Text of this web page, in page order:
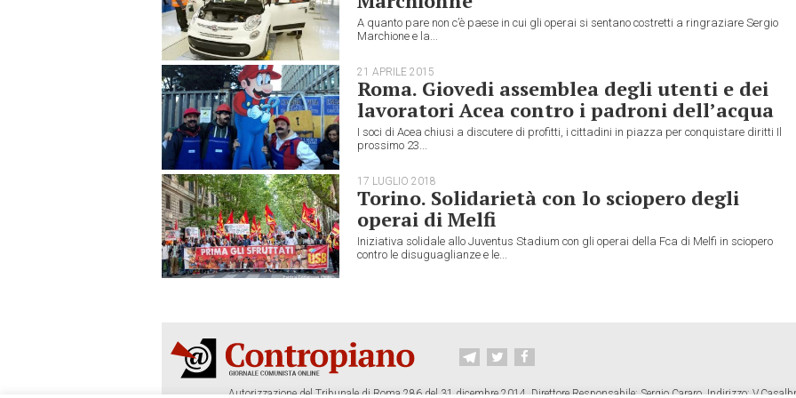
A quanto pare non c’è paese in cui gli operai si sentano costretti a ringraziare Sergio
Marchione e la...
21 APRILE 2015
Roma. Giovedi assemblea degli utenti e dei
lavoratori Acea contro i padroni dell’acqua
I soci di Acea chiusi a discutere di profitti, i cittadini in piazza per conquistare diritti Il
prossimo 23...
17 LUGLIO 2018
Torino. Solidarietà con lo sciopero degli
operai di Melfi
Iniziativa solidale allo Juventus Stadium con gli operai della Fca di Melfi in sciopero
contro le disuguaglianze e le...
Autorizzazione del Tribunale di Roma 286 del 31 dicembre 2014. Direttore Responsabile: Sergio Cararo. Indirizzo: